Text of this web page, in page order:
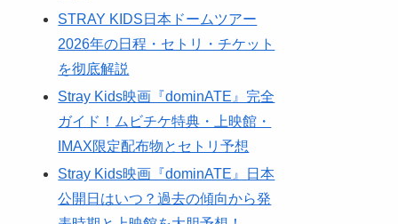
STRAY KIDS日本ドームツアー
2026年の日程・セトリ・チケット
を彻底解説
Stray Kids映画『dominATE』完全
ガイド！ムビチケ特典・上映館・
IMAX限定配布物とセトリ予想
Stray Kids映画『dominATE』日本
公開日はいつ？過去の傾向から発